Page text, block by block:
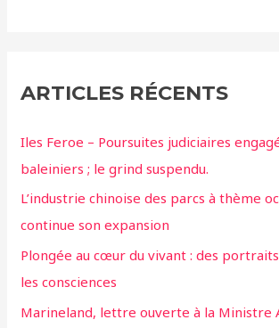
ARTICLES RÉCENTS
Iles Feroe – Poursuites judiciaires
baleiniers ; le grind suspendu.
L’industrie chinoise des parcs à thème
continue son expansion
Plongée au cœur du vivant : des
les consciences
Marineland, lettre ouverte à la Ministre